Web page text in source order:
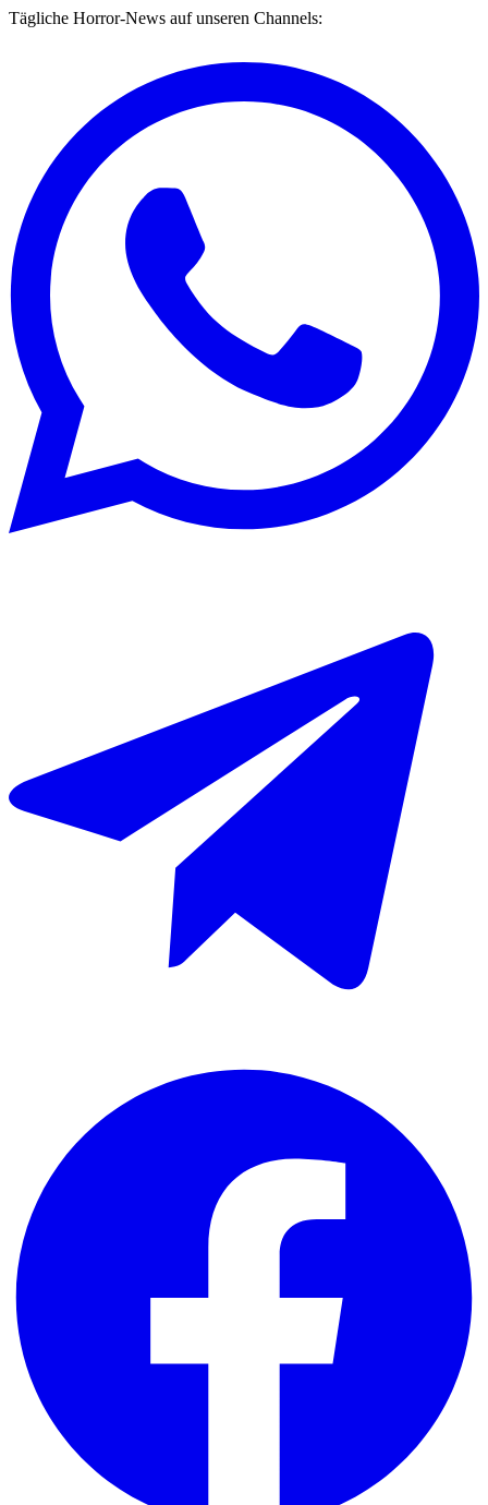
Tägliche Horror-News auf unseren Channels: